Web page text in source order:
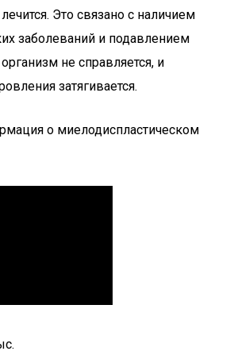
Это связано с наличием
заболеваний и подавлением
не справляется, и
затягивается.
о миелодиспластическом